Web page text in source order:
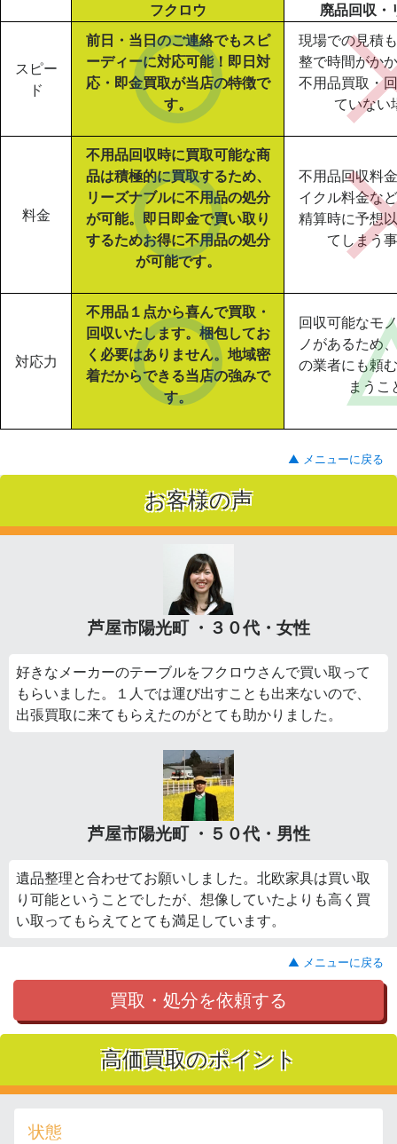
フクロウ 廃品回収・
スピー
ド
前日・当日のご連絡でもスピ
ーディーに対応可能！即日対
応・即金買取が当店の特徴で
す。
現場での見積
整で時間がか
不用品買取・
ていない
料金
不用品回収時に買取可能な商
品は積極的に買取するため、
リーズナブルに不用品の処分
が可能。即日即金で買い取り
するためお得に不用品の処分
が可能です。
不用品回収料
イクル料金な
精算時に予想
てしまう
対応力
不用品１点から喜んで買取・
回収いたします。梱包してお
く必要はありません。地域密
着だからできる当店の強みで
す。
回収可能なモ
ノがあるため
の業者にも頼
まうこ
▲ メニューに戻る
お客様の声
芦屋市陽光町 ・３０代・女性
好きなメーカーのテーブルをフクロウさんで買い取って
もらいました。１人では運び出すことも出来ないので、
出張買取に来てもらえたのがとても助かりました。
芦屋市陽光町 ・５０代・男性
遺品整理と合わせてお願いしました。北欧家具は買い取
り可能ということでしたが、想像していたよりも高く買
い取ってもらえてとても満足しています。
▲ メニューに戻る
買取・処分を依頼する
高価買取のポイント
状態